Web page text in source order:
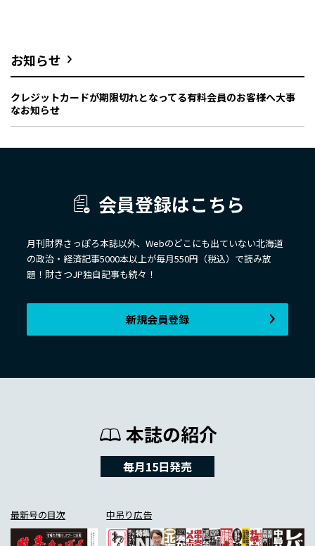
お知らせ
クレジットカードが期限切れとなってる有料会員のお客様へ大事
なお知らせ
会員登録はこちら
月刊財界さっぽろ本誌以外、Webのどこにも出ていない北海道
の政治・経済記事5000本以上が毎月550円（税込）で読み放
題！財さつJP独自記事も続々！
新規会員登録
本誌の紹介
毎月15日発売
最新号の目次 中吊り広告